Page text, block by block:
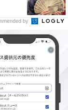
ています。
by